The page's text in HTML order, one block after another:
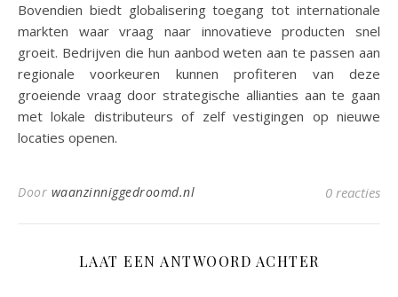
Bovendien biedt globalisering toegang tot internationale
markten waar vraag naar innovatieve producten snel
groeit. Bedrijven die hun aanbod weten aan te passen aan
regionale voorkeuren kunnen profiteren van deze
groeiende vraag door strategische allianties aan te gaan
met lokale distributeurs of zelf vestigingen op nieuwe
locaties openen.
Door waanzinniggedroomd.nl 0 reacties
LAAT EEN ANTWOORD ACHTER